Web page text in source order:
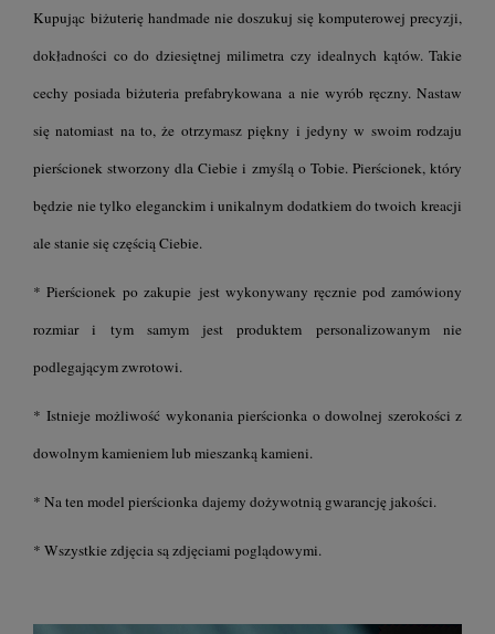
Kupując biżuterię handmade nie doszukuj się komputerowej precyzji,
dokładności co do dziesiętnej milimetra czy idealnych kątów. Takie
cechy posiada biżuteria prefabrykowana a nie wyrób ręczny. Nastaw
się natomiast na to, że otrzymasz piękny i jedyny w swoim rodzaju
pierścionek stworzony dla Ciebie i zmyślą o Tobie. Pierścionek, który
będzie nie tylko eleganckim i unikalnym dodatkiem do twoich kreacji
ale stanie się częścią Ciebie.
* Pierścionek po zakupie jest wykonywany ręcznie pod zamówiony
rozmiar i tym samym jest produktem personalizowanym nie
podlegającym zwrotowi.
* Istnieje możliwość wykonania pierścionka o dowolnej szerokości z
dowolnym kamieniem lub mieszanką kamieni.
* Na ten model pierścionka dajemy dożywotnią gwarancję jakości.
* Wszystkie zdjęcia są zdjęciami poglądowymi.